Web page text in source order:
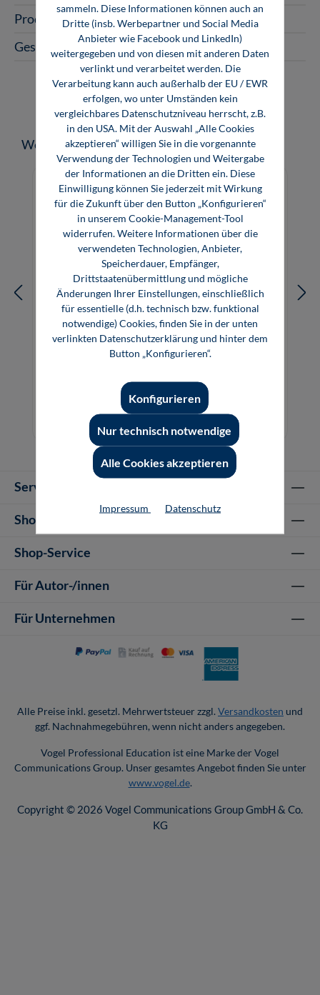
Produktart
Gesellenangebot
Produktgalerie überspringen
Weitere Medien zum Thema
Beleuchtungstechnik (Software)
Online, Download
Service-Hotline
Shop Informationen
Shop-Service
Für Autor-/innen
Für Unternehmen
Alle Preise inkl. gesetzl. Mehrwertsteuer zzgl. Versandkosten und
ggf. Nachnahmegebühren, wenn nicht anders angegeben.
Vogel Professional Education ist eine Marke der Vogel
Communications Group. Unser gesamtes Angebot finden Sie unter
www.vogel.de.
Copyright © 2026 Vogel Communications Group GmbH & Co.
KG
sammeln. Diese Informationen können auch an
Dritte (insb. Werbepartner und Social Media
Anbieter wie Facebook und LinkedIn)
weitergegeben und von diesen mit anderen Daten
verlinkt und verarbeitet werden. Die
Verarbeitung kann auch außerhalb der EU / EWR
erfolgen, wo unter Umständen kein
vergleichbares Datenschutzniveau herrscht, z.B.
in den USA. Mit der Auswahl „Alle Cookies
akzeptieren“ willigen Sie in die vorgenannte
Verwendung der Technologien und Weitergabe
der Informationen an die Dritten ein. Diese
Einwilligung können Sie jederzeit mit Wirkung
für die Zukunft über den Button „Konfigurieren“
in unserem Cookie-Management-Tool
widerrufen. Weitere Informationen über die
verwendeten Technologien, Anbieter,
Speicherdauer, Empfänger,
Drittstaatenübermittlung und mögliche
Änderungen Ihrer Einstellungen, einschließlich
für essentielle (d.h. technisch bzw. funktional
notwendige) Cookies, finden Sie in der unten
verlinkten Datenschutzerklärung und hinter dem
Button „Konfigurieren“.
Nur technisch notwendige
Konfigurieren
Alle Cookies akzeptieren
Impressum Datenschutz